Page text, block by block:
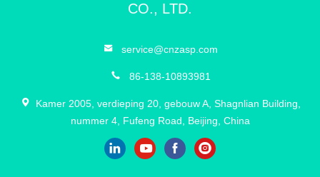
CO., LTD.
service@cnzasp.com
86-138-10893981
Kamer 2005, verdieping 20, gebouw A, Shagnlian Building,
nummer 4, Fufeng Road, Beijing, China